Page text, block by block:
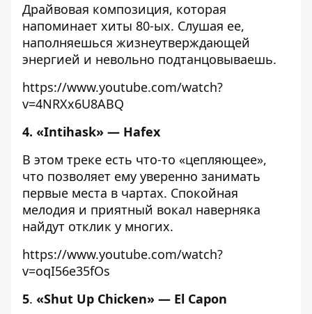
Драйвовая композиция, которая
напоминает хиты 80-ых. Слушая ее,
наполняешься жизнеутверждающей
энергией и невольно подтанцовываешь.
https://www.youtube.com/watch?
v=4NRXx6U8ABQ
4. «Intihask» — Hafex
В этом треке есть что-то «цепляющее»,
что позволяет ему уверенно занимать
первые места в чартах. Спокойная
мелодия и приятный вокал наверняка
найдут отклик у многих.
https://www.youtube.com/watch?
v=oqI56e35fOs
5. «Shut Up Chicken» — El Capon